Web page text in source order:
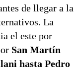
de llegar a la
La
el este por
San Martín
hasta Pedro